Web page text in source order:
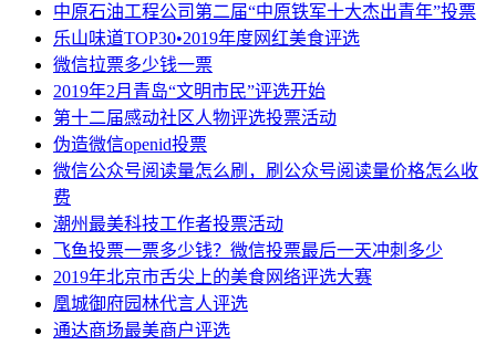
中原石油工程公司第二届“中原铁军十大杰出青年”投票
乐山味道TOP30•2019年度网红美食评选
微信拉票多少钱一票
2019年2月青岛“文明市民”评选开始
第十二届感动社区人物评选投票活动
伪造微信openid投票
微信公众号阅读量怎么刷，刷公众号阅读量价格怎么收
费
潮州最美科技工作者投票活动
飞鱼投票一票多少钱？微信投票最后一天冲刺多少
2019年北京市舌尖上的美食网络评选大赛
凰城御府园林代言人评选
通达商场最美商户评选